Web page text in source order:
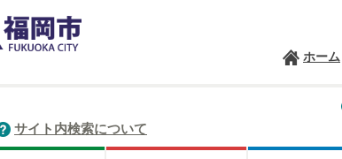
ホーム
サイト内検索について